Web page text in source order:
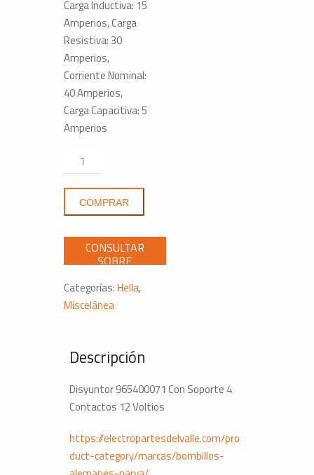
Carga Inductiva: 15
Amperios, Carga
Resistiva: 30
Amperios,
Corriente Nominal:
40 Amperios,
Carga Capacitiva: 5
Amperios
Disyuntor
965400071
Con
Soporte
Contactos
12
Voltios
cantidad
COMPRAR
Categorías:Hella,
Miscelánea
Descripción
Disyuntor 965400071 Con Soporte 4
Contactos 12 Voltios
https://electropartesdelvalle.com/pro
duct-category/marcas/bombillos-